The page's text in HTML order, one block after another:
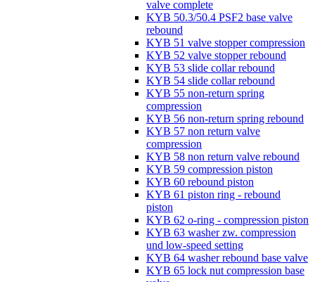
valve complete
KYB 50.3/50.4 PSF2 base valve
rebound
KYB 51 valve stopper compression
KYB 52 valve stopper rebound
KYB 53 slide collar rebound
KYB 54 slide collar rebound
KYB 55 non-return spring
compression
KYB 56 non-return spring rebound
KYB 57 non return valve
compression
KYB 58 non return valve rebound
KYB 59 compression piston
KYB 60 rebound piston
KYB 61 piston ring - rebound
piston
KYB 62 o-ring - compression piston
KYB 63 washer zw. compression
und low-speed setting
KYB 64 washer rebound base valve
KYB 65 lock nut compression base